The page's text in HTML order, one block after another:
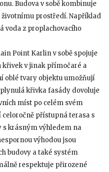
Budova v sobě kombinuje
prostředí. Například
voda z proplachovacího
Point Karlin v sobě spojuje
v jinak přímočaré a
oblé tvary objektu umožňují
křivka fasády dovoluje
míst po celém svém
celoročně přístupná terasa s
s krásným výhledem na
výhodou jsou
budovy a také systém
respektuje přirozené